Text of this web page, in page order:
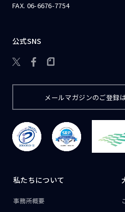
FAX. 06-6676-7754
公式SNS

メールマガジンのご登録
私たちについて
事務所概要